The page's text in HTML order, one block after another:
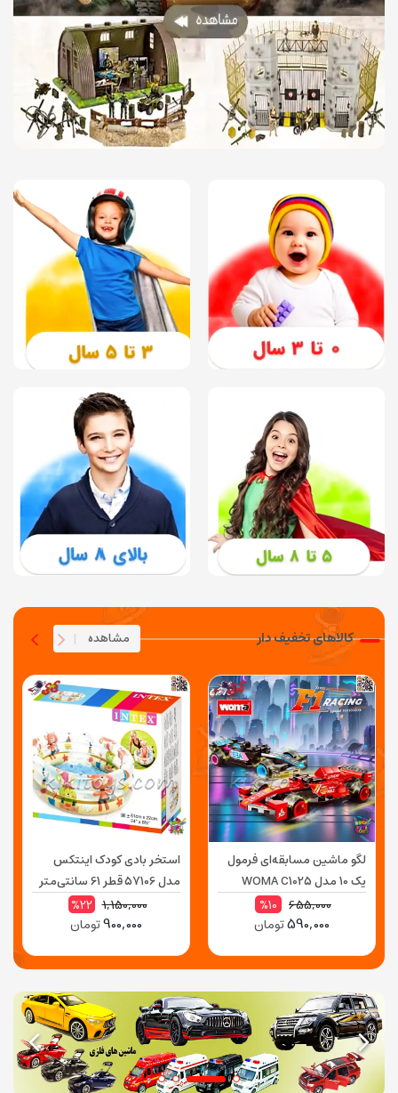
کالاهای تخفیف دار مشاهده |
لگو ماشین مسابقه‌ای فرمول
یک 10 مدل WOMA C1025
655,000
%10
590,000تومان
استخر بادی کودک اینتکس
مدل 57106 قطر 61 سانتی‌متر
سه حلقه با کف بادی
1,150,000
%22
900,000تومان